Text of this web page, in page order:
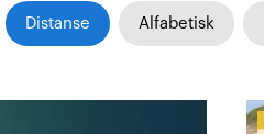
Distanse Alfabetisk